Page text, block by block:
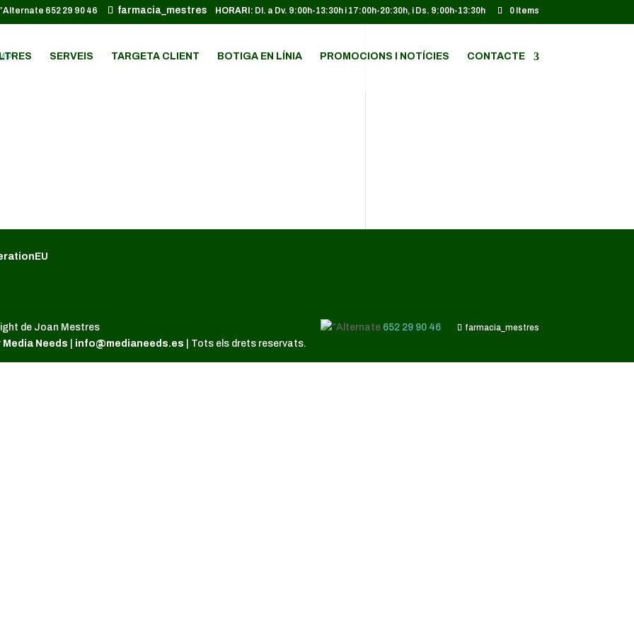
652 29 90 46 farmacia_mestres HORARI: Dl. a Dv. 9:00h-13:30h i 17:00h-20:30h, i Ds. 9:00h-13:30h 0 Items
SERVEIS TARGETA CLIENT BOTIGA EN LÍNIA PROMOCIONS I NOTÍCIES CONTACTE
652 29 90 46 farmacia_mestres
de Joan Mestres
Media Needs info@medianeeds.es | Tots els drets reservats.